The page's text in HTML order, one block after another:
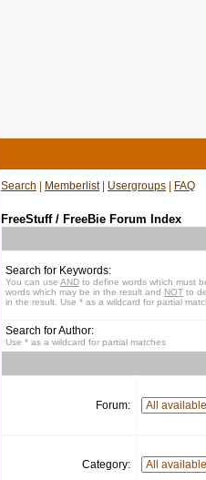
Search Memberlist| Usergroups FAQ
FreeStuff / FreeBie Forum Index
Search for Keywords:
You can use AND to define words which must
words which may be in the result and NOT to
in the result. Use * as a wildcard for partial
Search for Author:
Use * as a wildcard for partial matches
Forum:
Category: